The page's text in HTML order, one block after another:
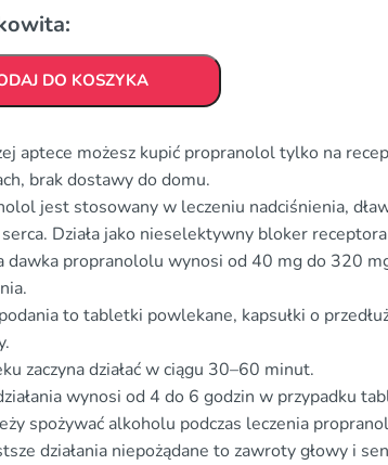
DO KOSZYKA
aptece możesz kupić propranolol tylko na
brak dostawy do domu.
jest stosowany w leczeniu nadciśnienia,
Działa jako nieselektywny bloker
dawka propranololu wynosi od 40 mg do 320
to tabletki powlekane, kapsułki o
zaczyna działać w ciągu 30–60 minut.
wynosi od 4 do 6 godzin w przypadku
spożywać alkoholu podczas leczenia
działania niepożądane to zawroty głowy i